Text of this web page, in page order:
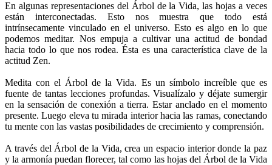
En algunas representaciones del Árbol de la Vida, las hojas a veces
están interconectadas. Esto nos muestra que todo está
intrínsecamente vinculado en el universo. Esto es algo en lo que
podemos meditar. Nos empuja a cultivar una actitud de bondad
hacia todo lo que nos rodea. Ésta es una característica clave de la
actitud Zen.
Medita con el Árbol de la Vida. Es un símbolo increíble que es
fuente de tantas lecciones profundas. Visualízalo y déjate sumergir
en la sensación de conexión a tierra. Estar anclado en el momento
presente. Luego eleva tu mirada interior hacia las ramas, conectando
tu mente con las vastas posibilidades de crecimiento y comprensión.
A través del Árbol de la Vida, crea un espacio interior donde la paz
y la armonía puedan florecer, tal como las hojas del Árbol de la Vida